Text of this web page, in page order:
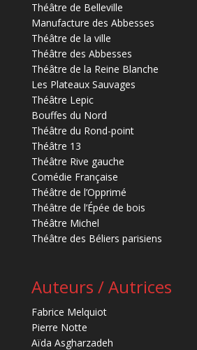
Théâtre de Belleville
Manufacture des Abbesses
Théâtre de la ville
Théâtre des Abbesses
Théâtre de la Reine Blanche
Les Plateaux Sauvages
Théâtre Lepic
Bouffes du Nord
Théâtre du Rond-point
Théâtre 13
Théâtre Rive gauche
Comédie Française
Théâtre de l’Opprimé
Théâtre de l’Épée de bois
Théâtre Michel
Théâtre des Béliers parisiens
Auteurs / Autrices
Fabrice Melquiot
Pierre Notte
Aïda Asgharzadeh